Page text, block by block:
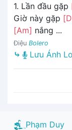
1. Lần đầu gặp
Giờ này gặp
[Am] nắng ...
Điệu Bolero
⤷ Lưu Ánh
Phạm Duy